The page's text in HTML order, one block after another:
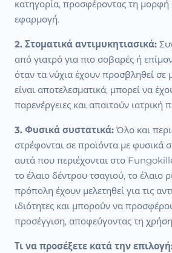
κατηγορία, προσφέροντας τη μορφή
εφαρμογή.
2. Στοματικά αντιμυκητιασικά:
από γιατρό για πιο σοβαρές ή
όταν τα νύχια έχουν προσβληθεί
είναι αποτελεσματικά, μπορεί να
παρενέργειες και απαιτούν
3. Φυσικά συστατικά: Όλο και
στρέφονται σε προϊόντα με φυσικά
αυτά που περιέχονται στο
το έλαιο δέντρου τσαγιού, το έλαιο
πρόπολη έχουν μελετηθεί για τις
ιδιότητες και μπορούν να
προσέγγιση, αποφεύγοντας τη
Τι να προσέξετε κατά την